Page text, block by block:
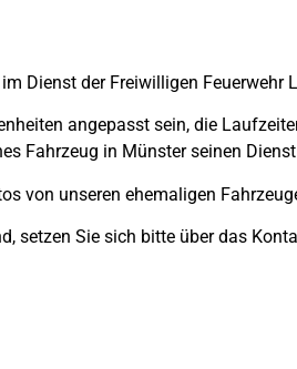
Dienst der Freiwilligen Feuerwehr
angepasst sein, die
Fahrzeug in Münster seinen
von unseren ehemaligen
setzen Sie sich bitte über das